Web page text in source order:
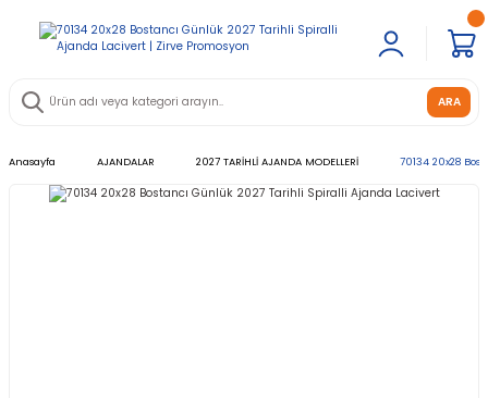
ARA
Anasayfa AJANDALAR 2027 TARİHLİ AJANDA MODELLERİ 70134 20x28